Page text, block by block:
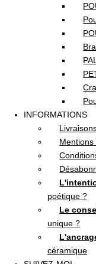
INFORMATIONS
Mentions
poétique ?
Le
unique ?
céramique